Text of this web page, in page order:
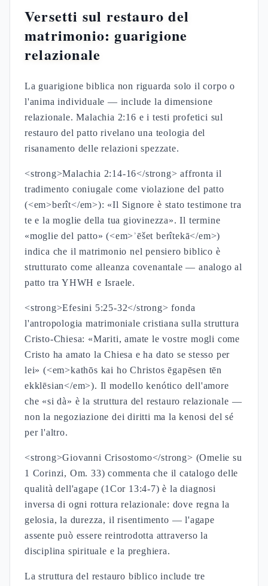
Versetti sul restauro del
matrimonio: guarigione
relazionale
La guarigione biblica non riguarda solo il corpo o
l'anima individuale — include la dimensione
relazionale. Malachia 2:16 e i testi profetici sul
restauro del patto rivelano una teologia del
risanamento delle relazioni spezzate.
<strong>Malachia 2:14-16</strong> affronta il
tradimento coniugale come violazione del patto
(<em>berît</em>): «Il Signore è stato testimone tra
te e la moglie della tua giovinezza». Il termine
«moglie del patto» (<em>ʾēšet berîtekā</em>)
indica che il matrimonio nel pensiero biblico è
strutturato come alleanza covenantale — analogo al
patto tra YHWH e Israele.
<strong>Efesini 5:25-32</strong> fonda
l'antropologia matrimoniale cristiana sulla struttura
Cristo-Chiesa: «Mariti, amate le vostre mogli come
Cristo ha amato la Chiesa e ha dato se stesso per
lei» (<em>kathōs kai ho Christos ēgapēsen tēn
ekklēsian</em>). Il modello kenótico dell'amore
che «si dà» è la struttura del restauro relazionale —
non la negoziazione dei diritti ma la kenosi del sé
per l'altro.
<strong>Giovanni Crisostomo</strong> (Omelie su
1 Corinzi, Om. 33) commenta che il catalogo delle
qualità dell'agape (1Cor 13:4-7) è la diagnosi
inversa di ogni rottura relazionale: dove regna la
gelosia, la durezza, il risentimento — l'agape
assente può essere reintrodotta attraverso la
disciplina spirituale e la preghiera.
La struttura del restauro biblico include tre